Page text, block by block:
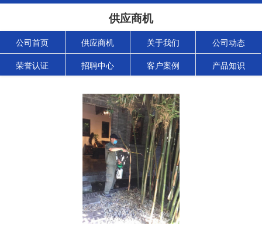
供应商机
公司首页 供应商机 关于我们 公司动态
荣誉认证 招聘中心 客户案例 产品知识